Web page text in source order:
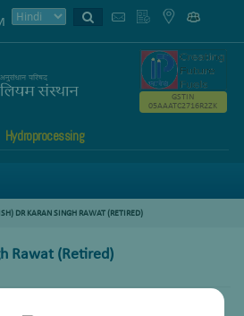
Hydroprocessing
GSTIN
05AAATC2716R2ZK
DR KARAN SINGH RAWAT (RETIRED)
Rawat (Retired)